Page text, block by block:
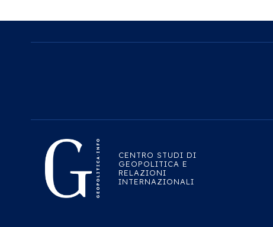
CENTRO STUDI DI
GEOPOLITICA E
RELAZIONI
INTERNAZIONALI